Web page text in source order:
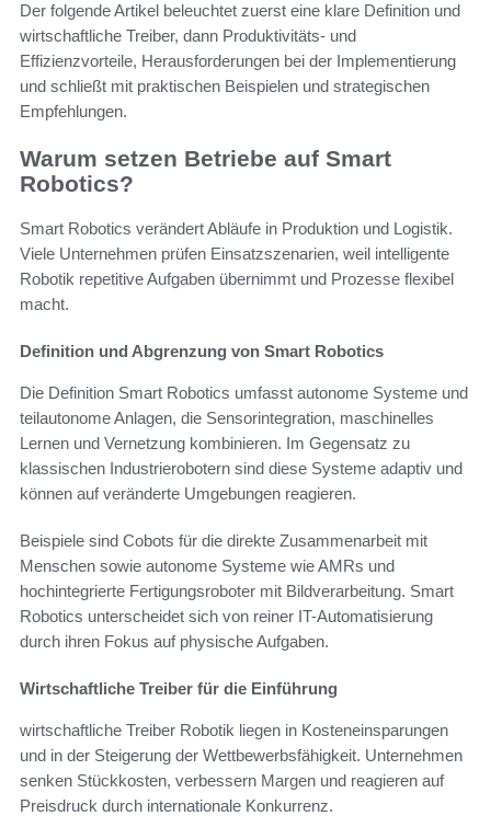
Der folgende Artikel beleuchtet zuerst eine klare Definition und
wirtschaftliche Treiber, dann Produktivitäts- und
Effizienzvorteile, Herausforderungen bei der Implementierung
und schließt mit praktischen Beispielen und strategischen
Empfehlungen.
Warum setzen Betriebe auf Smart
Robotics?
Smart Robotics verändert Abläufe in Produktion und Logistik.
Viele Unternehmen prüfen Einsatzszenarien, weil intelligente
Robotik repetitive Aufgaben übernimmt und Prozesse flexibel
macht.
Definition und Abgrenzung von Smart Robotics
Die Definition Smart Robotics umfasst autonome Systeme und
teilautonome Anlagen, die Sensorintegration, maschinelles
Lernen und Vernetzung kombinieren. Im Gegensatz zu
klassischen Industrierobotern sind diese Systeme adaptiv und
können auf veränderte Umgebungen reagieren.
Beispiele sind Cobots für die direkte Zusammenarbeit mit
Menschen sowie autonome Systeme wie AMRs und
hochintegrierte Fertigungsroboter mit Bildverarbeitung. Smart
Robotics unterscheidet sich von reiner IT-Automatisierung
durch ihren Fokus auf physische Aufgaben.
Wirtschaftliche Treiber für die Einführung
wirtschaftliche Treiber Robotik liegen in Kosteneinsparungen
und in der Steigerung der Wettbewerbsfähigkeit. Unternehmen
senken Stückkosten, verbessern Margen und reagieren auf
Preisdruck durch internationale Konkurrenz.